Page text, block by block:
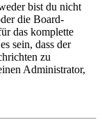
bist du nicht
die Board-
das komplette
sein, dass der
zu
Administrator,